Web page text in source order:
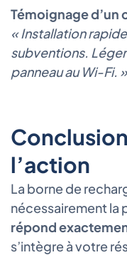
Témoignage d’un
« Installation
subventions.
panneau au Wi-Fi. »
l’action
La borne de
nécessairement la
répond
s’intègre à votre